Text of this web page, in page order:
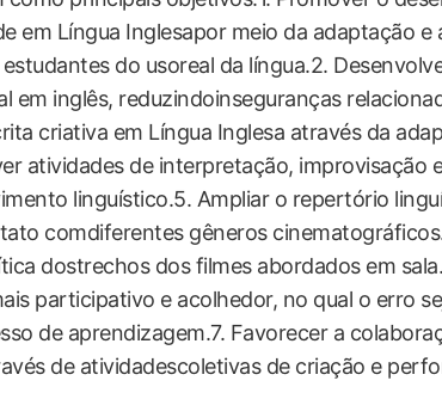
em Língua Inglesapor meio da adaptação e
do usoreal da língua.2.
em inglês, reduzindoinseguranças
criativa em Língua Inglesa através da
atividades de interpretação, improvisação
linguístico.5. Ampliar o repertório
comdiferentes gêneros
dostrechos dos filmes abordados em
participativo e acolhedor, no qual o erro
de aprendizagem.7. Favorecer a
de atividadescoletivas de criação e